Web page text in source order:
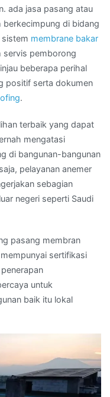
ada jasa pasang atau
di bidang
sistem membrane bakar
servis pemborong
beberapa perihal
positif serta dokumen
.
terbaik yang dapat
mengatasi
di bangunan-bangunan
pelayanan anemer
sebagian
negeri seperti Saudi
pasang membran
sertifikasi
untuk
baik itu lokal